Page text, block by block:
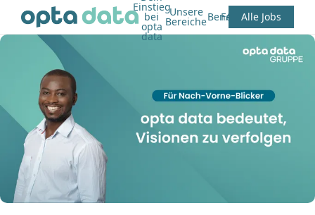
Einstieg
bei
opta
data
Unsere
BereicheBenefits
FAQ Alle Jobs